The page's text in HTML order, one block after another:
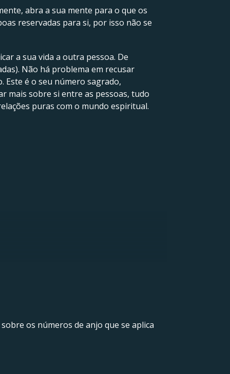
abra a sua mente para o que os
reservadas para si, por isso não se
a sua vida a outra pessoa. De
Não há problema em recusar
Este é o seu número sagrado,
mais sobre si entre as pessoas, tudo
puras com o mundo espiritual.
os números de anjo que se aplica